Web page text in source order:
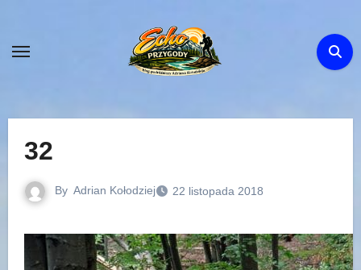
content
32
By Adrian Kołodziej 22 listopada 2018